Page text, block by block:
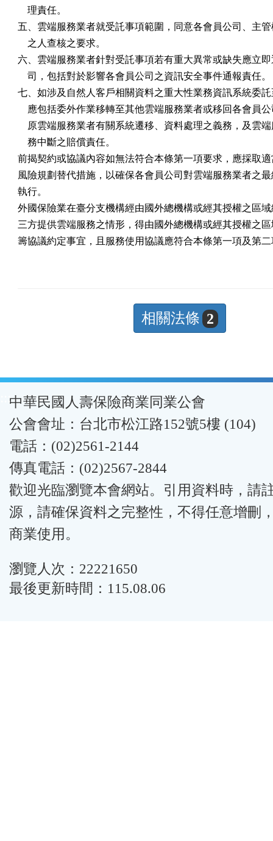
    理責任。
五、雲端服務業者就受託事項範圍，同意各會員公司、主
    之人查核之要求。
六、雲端服務業者針對受託事項若有重大異常或缺失應立
    司，包括對於影響各會員公司之資訊安全事件通報責任。
七、如涉及自然人客戶相關資料之重大性業務資訊系統委
應包括委外作業移轉至其他雲端服務業者或移回各會員
原雲端服務業者有關系統遷移、資料處理之義務，及雲
    務中斷之賠償責任。
前揭契約或協議內容如無法符合本條第一項要求，應採取
風險規劃替代措施，以確保各會員公司對雲端服務業者之
執行。
外國保險業在臺分支機構經由國外總機構或經其授權之區
三方提供雲端服務之情形，得由國外總機構或經其授權之
籌協議約定事宜，且服務使用協議應符合本條第一項及第
相關法條 2
:::中華民國人壽保險商業同業公會
公會會址：台北市松江路152號5樓 (104)
電話：(02)2561-2144
傳真電話：(02)2567-2844
歡迎光臨瀏覽本會網站。引用資料時，請
源，請確保資料之完整性，不得任意增刪
商業使用。
瀏覽人次：22221650
最後更新時間：115.08.06